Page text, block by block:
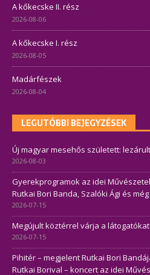
A kőkecske II. rész
2026-08-06
A kőkecske I. rész
2026-08-05
Madárfészek
2026-08-04
LEGUTÓBBI BEJEGYZÉSEK
Új magyar mesehős született:
2026-08-03
Gyerekprogramok az idei
Rutkai Bori Banda, Szalóki Ági és
2026-07-15
Megújult köztérrel várja a
2026-07-15
Pihitér – megjelent Rutkai Bori
Rutkai Borival – koncert az idei